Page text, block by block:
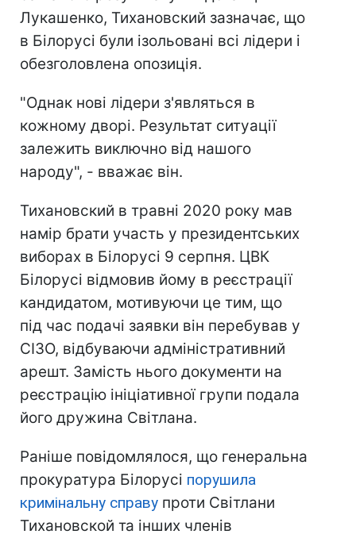
Лукашенко, Тихановский зазначає, що
в Білорусі були ізольовані всі лідери і
обезголовлена опозиція.
"Однак нові лідери з'являться в
кожному дворі. Результат ситуації
залежить виключно від нашого
народу", - вважає він.
Тихановский в травні 2020 року мав
намір брати участь у президентських
виборах в Білорусі 9 серпня. ЦВК
Білорусі відмовив йому в реєстрації
кандидатом, мотивуючи це тим, що
під час подачі заявки він перебував у
СІЗО, відбуваючи адміністративний
арешт. Замість нього документи на
реєстрацію ініціативної групи подала
його дружина Світлана.
Раніше повідомлялося, що генеральна
прокуратура Білорусі порушила
кримінальну справу проти Світлани
Тихановской та інших членів